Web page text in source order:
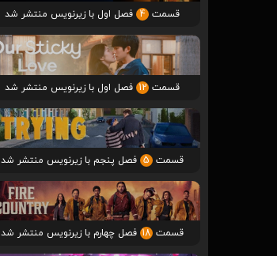
قسمت 4 فصل اول با زیرنویس منتشر شد
قسمت 12فصل اول با زیرنویس منتشر شد
قسمت 5 فصل پنجم با زیرنویس منتشر شد
قسمت 18فصل چهارم با زیرنویس منتشر شد